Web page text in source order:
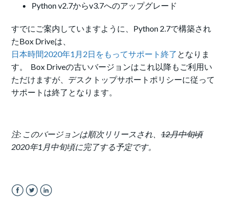
Python v2.7からv3.7へのアップグレード
すでにご案内していますように、Python 2.7で構築され
たBox Driveは、
日本時間2020年1月2日をもってサポート終了 となりま
す。 Box Driveの古いバージョンはこれ以降もご利用い
ただけますが、デスクトップサポートポリシーに従って
サポートは終了となります。
注: このバージョンは順次リリースされ、12月中旬頃
2020年1月中旬頃に完了する予定です。